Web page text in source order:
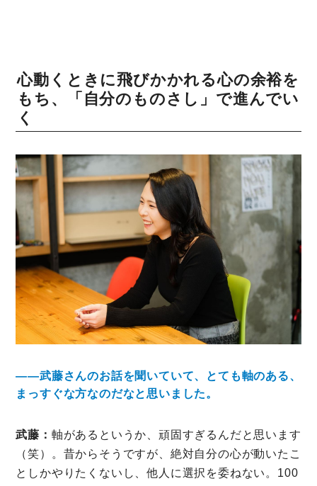
心動くときに飛びかかれる心の余裕を
もち、「自分のものさし」で進んでい
く
――武藤さんのお話を聞いていて、とても軸のある、
まっすぐな方なのだなと思いました。
武藤： 軸があるというか、頑固すぎるんだと思います
（笑）。昔からそうですが、絶対自分の心が動いたこ
としかやりたくないし、他人に選択を委ねない。100